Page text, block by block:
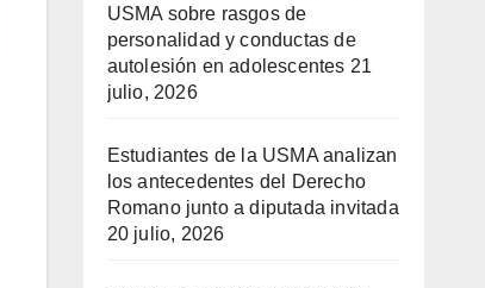
USMA sobre rasgos de
personalidad y conductas de
autolesión en adolescentes 21
julio, 2026
Estudiantes de la USMA analizan
los antecedentes del Derecho
Romano junto a diputada invitada
20 julio, 2026